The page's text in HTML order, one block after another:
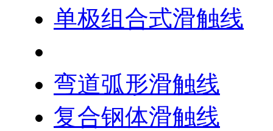
单极组合式滑触线
弯道弧形滑触线
复合钢体滑触线